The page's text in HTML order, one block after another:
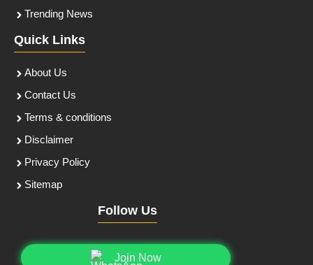
Trending News
Quick Links
About Us
Contact Us
Terms & conditions
Disclaimer
Privacy Policy
Sitemap
Follow Us
Join Now